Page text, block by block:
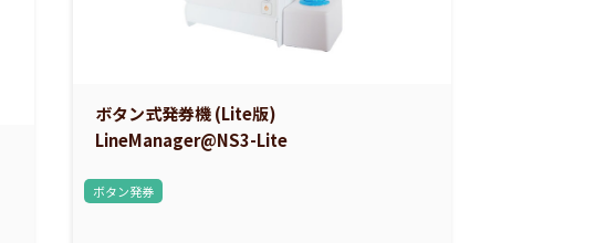
ボタン式発券機 (Lite版)
LineManager@NS3-Lite
ボタン発券